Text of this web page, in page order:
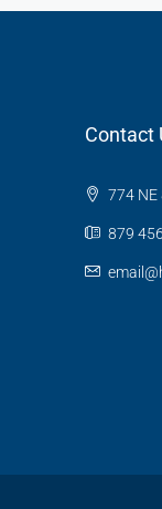
Contact
774 NE
879